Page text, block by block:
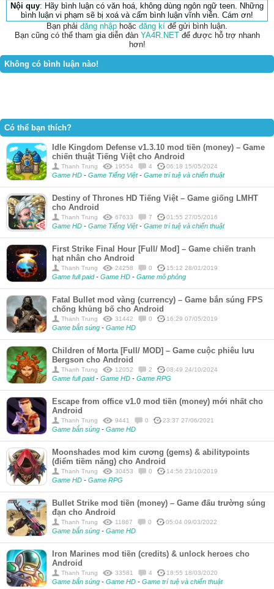
Nội quy: Hãy bình luận có văn hoá, không dùng ngôn ngữ teen. Những
bình luận vi phạm sẽ bị xoá và cấm bình luận vĩnh viễn. Cám ơn!
Bạn phải đăng nhập hoặc đăng kí để gửi bình luận.
Bạn cũng có thể tham gia diễn đàn YA4R.NETđể được hỗ trợ nhanh
hơn!
Không có bình luận nào!
Có thể bạn thích?
Idle Kingdom Defense v1.3.10 mod tiền (money) – Game
chiến thuật Tiếng Việt cho Android
Thanh Trung 19554 4 06:18 15/05/2024
Game HD - Game Tiếng Việt- Game trí tuệ và chiến thuật
Destiny of Thrones HD Tiếng Việt – Game giống LMHT
cho Android
Thanh Trung 67633 7 01:55 27/05/2016
Game HD - Game Tiếng Việt- Game trí tuệ và chiến thuật
First Strike Final Hour [Full/ Mod] – Game chiến tranh
hạt nhân cho Android
Thanh Trung 24258 0 15:12 28/01/2019
Game full paid- Game HD - Game mô phỏng
Fatal Bullet mod vàng (currency) – Game bắn súng FPS
chống khủng bố cho Android
Thanh Trung 31442 0 16:29 07/05/2019
Game bắn súng - Game HD
Children of Morta [Full/ MOD] – Game cuộc phiêu lưu
Bergson cho Android
Thanh Trung 12052 2 08:49 24/10/2024
Game full paid- Game HD - Game RPG
Escape from office v1.0 mod tiền (money) mới nhất cho
Android
Thanh Trung 9441 0 23:37 27/06/2021
Game bắn súng - Game HD
Moonshades mod kim cương (gems) & abilitypoints
(điểm tiềm năng) cho Android
Thanh Trung 30453 0 14:56 23/10/2019
Game HD - Game RPG
Bullet Strike mod tiền (money) – Game đấu trường súng
đạn cho Android
Thanh Trung 11867 0 05:04 09/03/2022
Game bắn súng - Game HD
Iron Marines mod tiền (credits) & unlock heroes cho
Android
Thanh Trung 33581 4 18:55 18/03/2020
Game bắn súng - Game HD - Game trí tuệ và chiến thuật